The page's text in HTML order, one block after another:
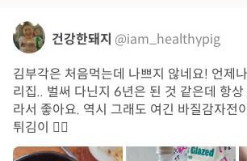
건강한돼지 @iam_healthypig
김부각은 처음먹는데 나쁘지 않네요! 언제
리집.. 벌써 다닌지 6년은 된 것 같은데 항상
라서 좋아요. 역시 그래도 여긴 바질감자전
튀김이 👍🏻